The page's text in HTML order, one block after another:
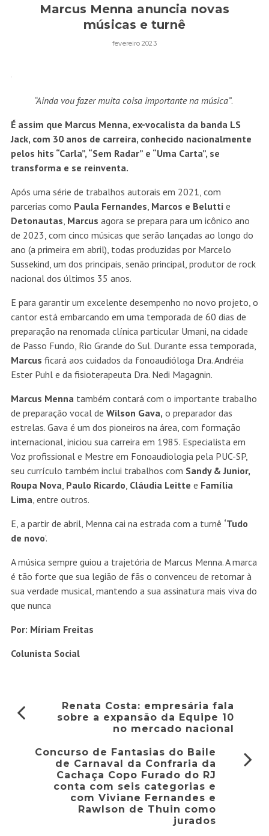
Marcus Menna anuncia novas
músicas e turnê
fevereiro 2023
“Ainda vou fazer muita coisa importante na música”.
É assim que Marcus Menna, ex-vocalista da banda LS
Jack, com 30 anos de carreira, conhecido nacionalmente
pelos hits “Carla”, “Sem Radar” e “Uma Carta”, se
transforma e se reinventa.
Após uma série de trabalhos autorais em 2021, com
parcerias como Paula Fernandes, Marcos e Beluttie
Detonautas, Marcus agora se prepara para um icônico ano
de 2023, com cinco músicas que serão lançadas ao longo do
ano (a primeira em abril), todas produzidas por Marcelo
Sussekind, um dos principais, senão principal, produtor de rock
nacional dos últimos 35 anos.
E para garantir um excelente desempenho no novo projeto, o
cantor está embarcando em uma temporada de 60 dias de
preparação na renomada clínica particular Umani, na cidade
de Passo Fundo, Rio Grande do Sul. Durante essa temporada,
Marcus ficará aos cuidados da fonoaudióloga Dra. Andréia
Ester Puhl e da fisioterapeuta Dra. Nedi Magagnin.
Marcus Mennatambém contará com o importante trabalho
de preparação vocal de Wilson Gava, o preparador das
estrelas. Gava é um dos pioneiros na área, com formação
internacional, iniciou sua carreira em 1985. Especialista em
Voz profissional e Mestre em Fonoaudiologia pela PUC-SP,
seu currículo também inclui trabalhos com Sandy & Junior,
Roupa Nova, Paulo Ricardo, Cláudia Leitte e Família
Lima, entre outros.
E, a partir de abril, Menna cai na estrada com a turnê ‘Tudo
de novo’.
A música sempre guiou a trajetória de Marcus Menna. A marca
é tão forte que sua legião de fãs o convenceu de retornar à
sua verdade musical, mantendo a sua assinatura mais viva do
que nunca
Por: Míriam Freitas
Colunista Social
Renata Costa: empresária fala
sobre a expansão da Equipe 10
no mercado nacional
Concurso de Fantasias do Baile
de Carnaval da Confraria da
Cachaça Copo Furado do RJ
conta com seis categorias e
com Viviane Fernandes e
Rawlson de Thuin como
jurados